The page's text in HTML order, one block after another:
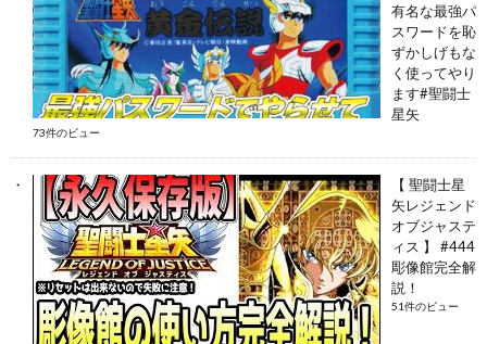
有名な最強パ
スワードを恥
ずかしげもな
く使ってやり
ます#聖闘士
星矢
73件のビュー
【 聖闘士星
矢レジェンド
オブジャステ
ィス 】 #444
彫像館完全解
説！
51件のビュー